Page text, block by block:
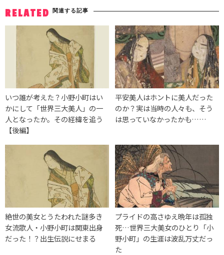
RELATED 関連する記事
いつ誰が考えた？小野小町はい
かにして「世界三大美人」の一
人となったか。その経緯を追う
【後編】
平安美人はホントに美人だった
のか？実は当時の人々も、そう
は思っていなかったかも……
絶世の美女とうたわれた謎多き
女流歌人・小野小町は関東出身
だった！？出生伝説にせまる
プライドの高さゆえ晩年は孤独
死…世界三大美女のひとり「小
野小町」の生涯は波乱万丈だっ
た